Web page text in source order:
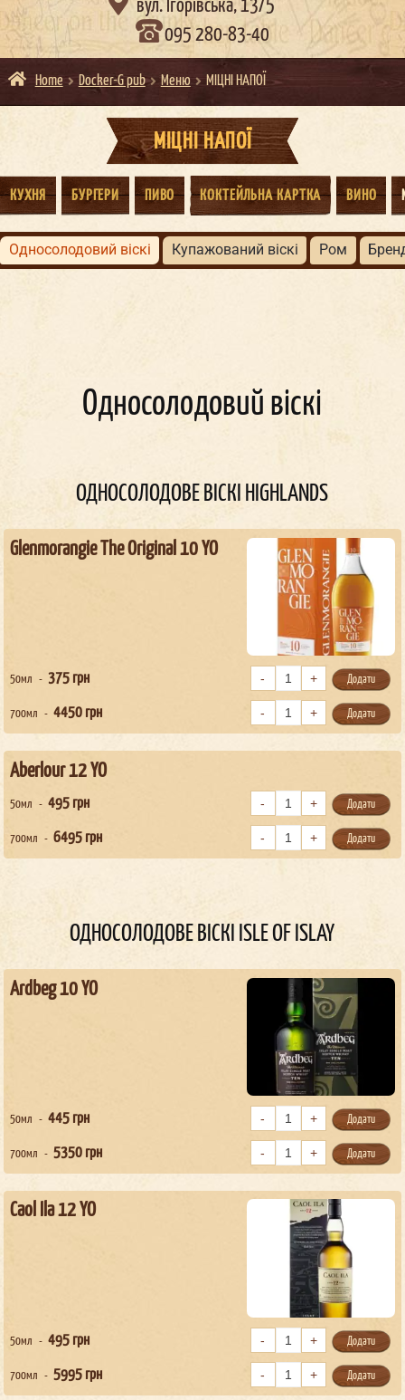
вул. Ігорівська, 13/5
095 280-83-40
Home Docker-G pub Меню МІЦНІ НАПОЇ
МІЦНІ НАПОЇ
односолодовий віскі купажований віскі ром
КУХНЯ БУРГЕРИ ПИВО КОКТЕЙЛЬНА КАРТКА ВИНО
Односолодовий віскі
ОДНОСОЛОДОВЕ ВІСКІ HIGHLANDS
Glenmorangie The Original 10 YО
50мл 375 грн Додати
700мл 4450 грн Додати
Aberlour 12 YO
50мл 495 грн Додати
700мл 6495 грн Додати
ОДНОСОЛОДОВЕ ВІСКІ ISLE OF ISLAY
Ardbeg 10 YO
50мл 445 грн Додати
700мл 5350 грн Додати
Caol Ila 12 YO
50мл 495 грн Додати
700мл 5995 грн Додати